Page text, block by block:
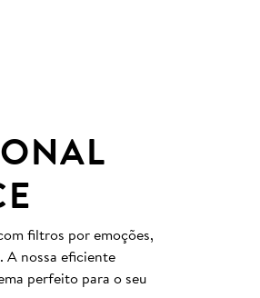
filtros por emoções,
A nossa eficiente
perfeito para o seu